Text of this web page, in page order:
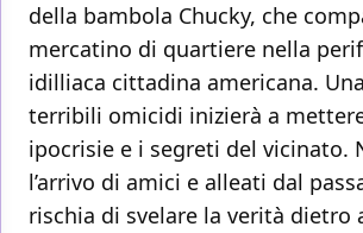
della bambola Chucky, che
mercatino di quartiere nella
idilliaca cittadina americana.
terribili omicidi inizierà a
ipocrisie e i segreti del vicinato.
l’arrivo di amici e alleati dal
rischia di svelare la verità dietro